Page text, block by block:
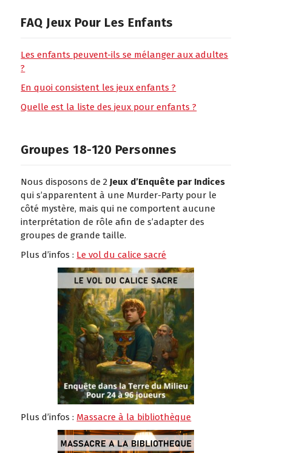
FAQ Jeux Pour Les Enfants
Les enfants peuvent-ils se mélanger aux adultes
?
En quoi consistent les jeux enfants ?
Quelle est la liste des jeux pour enfants ?
Groupes 18-120 Personnes
Nous disposons de 2Jeux d’Enquête par Indices
qui s’apparentent à une Murder-Party pour le
côté mystère, mais qui ne comportent aucune
interprétation de rôle afin de s’adapter des
groupes de grande taille.
Plus d’infos : Le vol du calice sacré
Plus d’infos : Massacre à la bibliothèque